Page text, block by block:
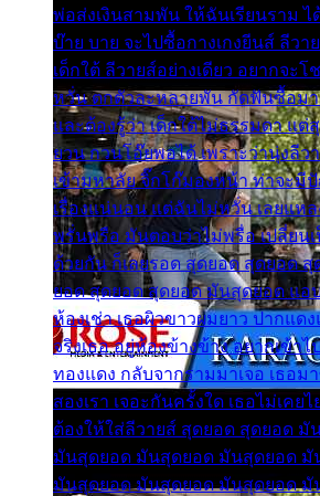
พ่อส่งเงินสามพัน ให้ฉันเรียนราม
บ๊าย บาย จะไปซื้อกางเกงยีนส์ ลีวา
เด็กใต้ ลีวายส์อย่างเดียว อยากจะ
หวั่น ตกตัวละหลายพัน กัดฟันซื้อมา
และต้องรู้ว่า เด็กใต้ไม่ธรรมดา แต่
ยวน กวนโอ๊ยพอได้ เพราะว่านุ่งลีว
เข้ามหาลัย จิ๊กโก๊มองหน้า ท่าจะมี
เรื่องแน่นอน แต่ฉันไม่หวั่น เลยแห
พรั่นพรือ มันตอบว่าไม่พรื่อ เปลี่ยนเ
ด้วยกัน ก็เลยรอด สุดยอด สุดยอด
ยอด สุดยอด สุดยอด มันสุดยอด แอ
ห้องเช่า เธอผิวขาวผมยาว ปากแด
จริงเธอ อยู่ห้องข้างข้าง อยากเข้า
ทองแดง กลับจากรามมาเจอ เธอ
สองเรา เจอะกันครั้งใด เธอไม่เคย
ต้องให้ใส่ลีวายส์ สุดยอด สุดยอด
มันสุดยอด มันสุดยอด มันสุดยอด มั
มันสุดยอด มันสุดยอด มันสุดยอด มั